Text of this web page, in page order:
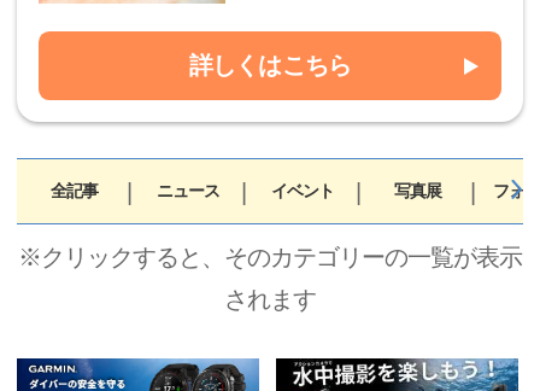
詳しくはこちら
全記事 ニュース イベント 写真展 フォ
※クリックすると、そのカテゴリーの一覧が表示
されます